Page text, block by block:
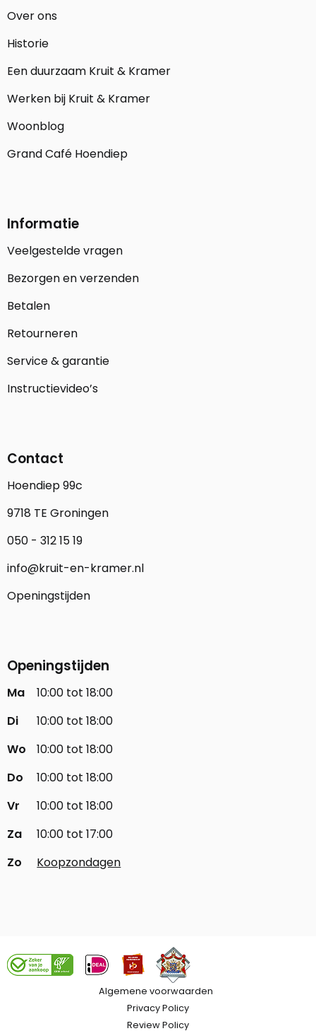
Over ons
Historie
Een duurzaam Kruit & Kramer
Werken bij Kruit & Kramer
Woonblog
Grand Café Hoendiep
Informatie
Veelgestelde vragen
Bezorgen en verzenden
Betalen
Retourneren
Service & garantie
Instructievideo’s
Contact
Hoendiep 99c
9718 TE Groningen
050 - 312 15 19
info@kruit-en-kramer.nl
Openingstijden
Openingstijden
Ma
10:00 tot 18:00
Di
10:00 tot 18:00
Wo
10:00 tot 18:00
Do
10:00 tot 18:00
Vr
10:00 tot 18:00
Za
10:00 tot 17:00
Zo
Koopzondagen
Algemene voorwaarden
Privacy Policy
Review Policy